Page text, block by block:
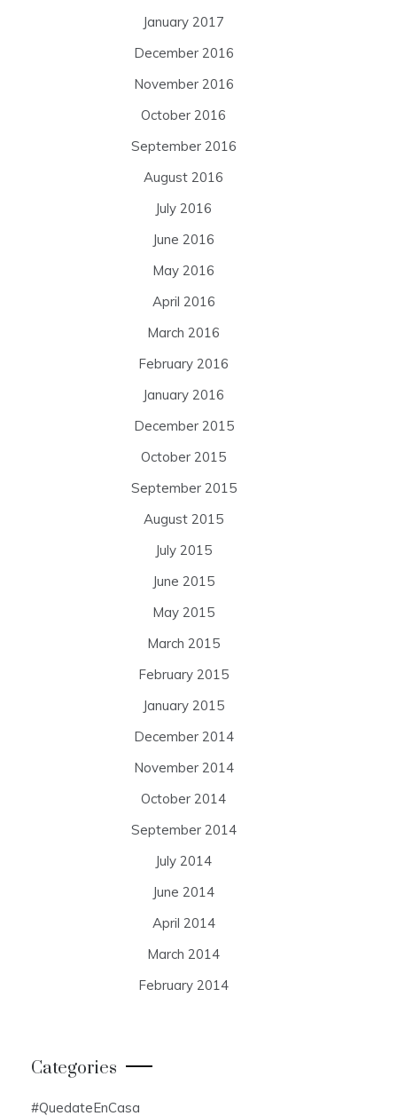
January 2017
December 2016
November 2016
October 2016
September 2016
August 2016
July 2016
June 2016
May 2016
April 2016
March 2016
February 2016
January 2016
December 2015
October 2015
September 2015
August 2015
July 2015
June 2015
May 2015
March 2015
February 2015
January 2015
December 2014
November 2014
October 2014
September 2014
July 2014
June 2014
April 2014
March 2014
February 2014
Categories
#QuedateEnCasa